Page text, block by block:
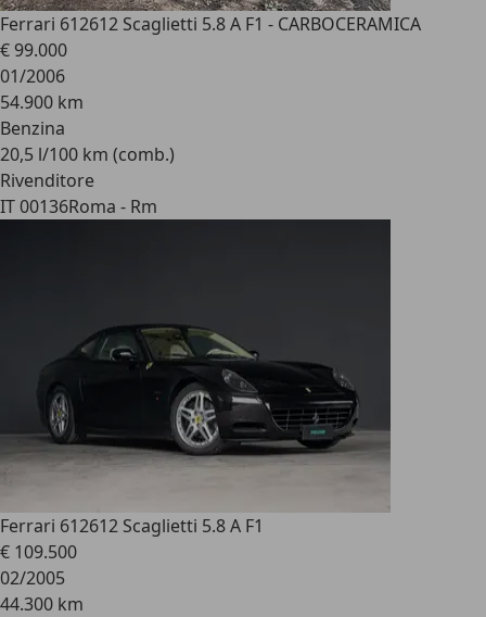
Ferrari 612612 Scaglietti 5.8 A F1 - CARBOCERAMICA
€ 99.000
01/2006
54.900 km
Benzina
20,5 l/100 km (comb.)
Rivenditore
IT 00136Roma - Rm
Ferrari 612612 Scaglietti 5.8 A F1
€ 109.500
02/2005
44.300 km